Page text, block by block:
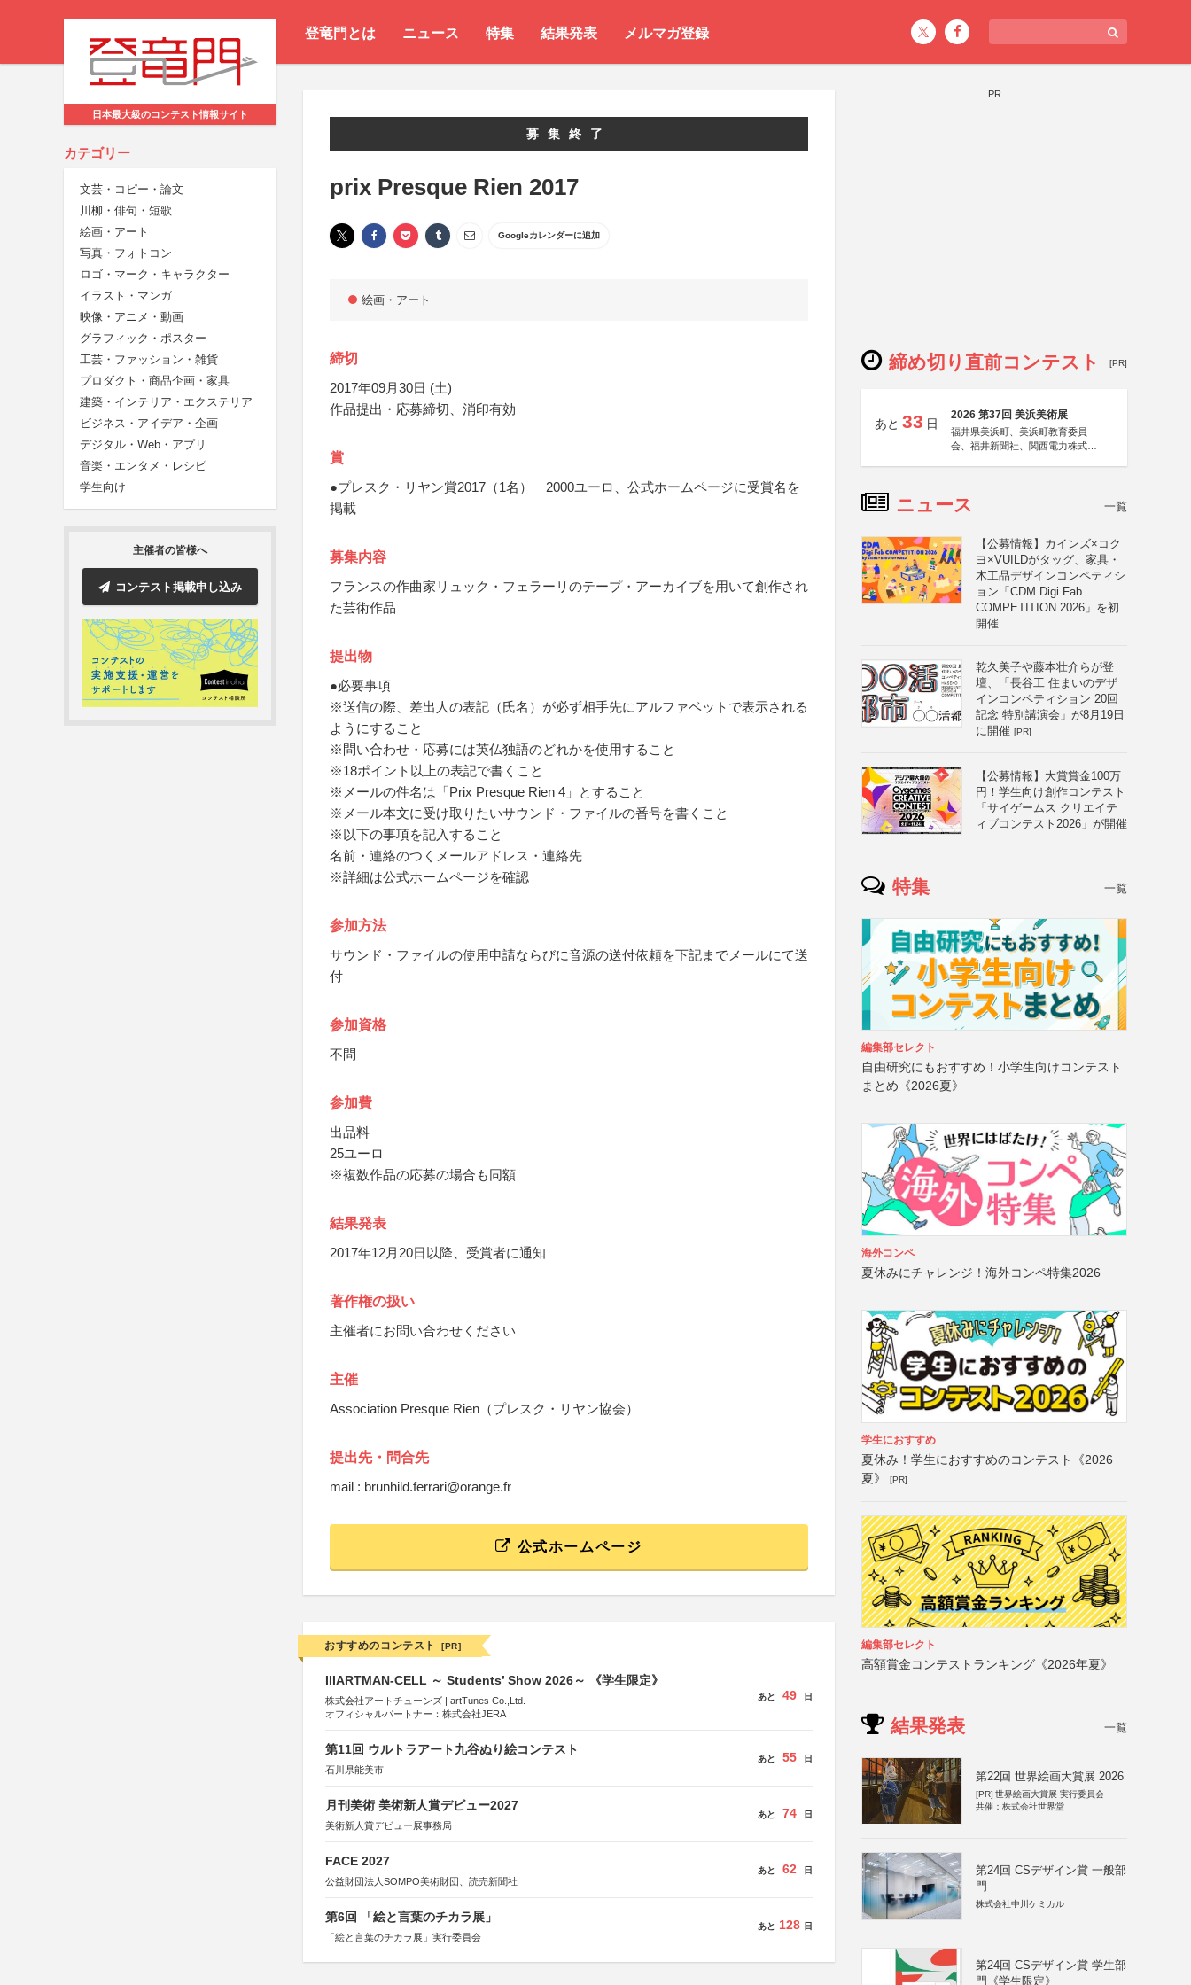
登竜門とは ニュース 特集 結果発表 メルマガ登録
日本最大級のコンテスト情報サイト
カテゴリー
文芸・コピー・論文
川柳・俳句・短歌
絵画・アート
写真・フォトコン
ロゴ・マーク・キャラクター
イラスト・マンガ
映像・アニメ・動画
グラフィック・ポスター
工芸・ファッション・雑貨
プロダクト・商品企画・家具
建築・インテリア・エクステリア
ビジネス・アイデア・企画
デジタル・Web・アプリ
音楽・エンタメ・レシピ
学生向け
主催者の皆様へ
コンテスト掲載申し込み
募集終了
prix Presque Rien 2017
Googleカレンダーに追加
絵画・アート
締切
2017年09月30日 (土)
作品提出・応募締切、消印有効
賞
●プレスク・リヤン賞2017（1名） 2000ユーロ、公式ホームページに受賞名を
掲載
募集内容
フランスの作曲家リュック・フェラーリのテープ・アーカイブを用いて創作され
た芸術作品
提出物
●必要事項
※送信の際、差出人の表記（氏名）が必ず相手先にアルファベットで表示される
ようにすること
※問い合わせ・応募には英仏独語のどれかを使用すること
※18ポイント以上の表記で書くこと
※メールの件名は「Prix Presque Rien 4」とすること
※メール本文に受け取りたいサウンド・ファイルの番号を書くこと
※以下の事項を記入すること
名前・連絡のつくメールアドレス・連絡先
※詳細は公式ホームページを確認
参加方法
サウンド・ファイルの使用申請ならびに音源の送付依頼を下記までメールにて送
付
参加資格
不問
参加費
出品料
25ユーロ
※複数作品の応募の場合も同額
結果発表
2017年12月20日以降、受賞者に通知
著作権の扱い
主催者にお問い合わせください
主催
Association Presque Rien（プレスク・リヤン協会）
提出先・問合先
mail : brunhild.ferrari@orange.fr
公式ホームページ
おすすめのコンテスト [PR]
IIIARTMAN-CELL ～ Students’ Show 2026～ 《学生限定》
株式会社アートチューンズ | artTunes Co.,Ltd.
オフィシャルパートナー：株式会社JERA
あと 49 日
第11回 ウルトラアート九谷ぬり絵コンテスト
石川県能美市
あと 55 日
月刊美術 美術新人賞デビュー2027
美術新人賞デビュー展事務局
あと 74 日
FACE 2027
公益財団法人SOMPO美術財団、読売新聞社
あと 62 日
第6回 「絵と言葉のチカラ展」
「絵と言葉のチカラ展」実行委員会
あと 128 日
PR
締め切り直前コンテスト [PR]
あと 33 日
2026 第37回 美浜美術展
福井県美浜町、美浜町教育委員
会、福井新聞社、関西電力株式会
ニュース 一覧
【公募情報】カインズ×コク
ヨ×VUILDがタッグ、家具・
木工品デザインコンペティシ
ョン「CDM Digi Fab
COMPETITION 2026」を初
開催
乾久美子や藤本壮介らが登
壇、「長谷工 住まいのデザ
インコンペティション 20回
記念 特別講演会」が8月19日
に開催 [PR]
【公募情報】大賞賞金100万
円！学生向け創作コンテスト
「サイゲームス クリエイテ
ィブコンテスト2026」が開催
特集 一覧
編集部セレクト
自由研究にもおすすめ！小学生向けコンテスト
まとめ《2026夏》
海外コンペ
夏休みにチャレンジ！海外コンペ特集2026
学生におすすめ
夏休み！学生におすすめのコンテスト《2026
夏》
[PR]
編集部セレクト
高額賞金コンテストランキング《2026年夏》
結果発表 一覧
第22回 世界絵画大賞展 2026
[PR] 世界絵画大賞展 実行委員会
共催：株式会社世界堂
第24回 CSデザイン賞 一般部
門
株式会社中川ケミカル
第24回 CSデザイン賞 学生部
門《学生限定》